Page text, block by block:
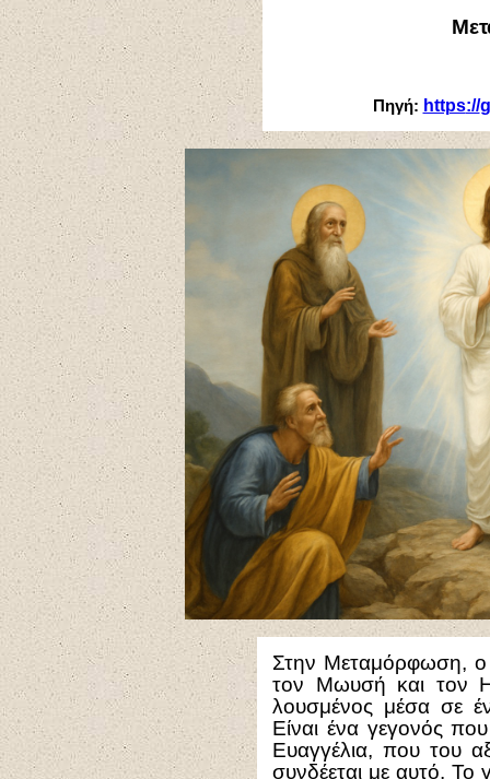
Πηγή: https://
Στην Μεταμόρφωση, ο
τον Μωυσή και τον
λουσμένος μέσα σε
Είναι ένα γεγονός
Eυαγγέλια, που του
συνδέεται με αυτό. Το